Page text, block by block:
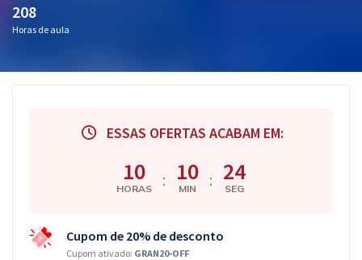
OAB
Conteúdo gratuito
Atendimento
208
Horas de aula
ESSAS OFERTAS ACABAM EM:
10
HORAS : 10
MIN : 23
SEG
Cupom de 20% de desconto
Cupom ativado: GRAN20-OFF